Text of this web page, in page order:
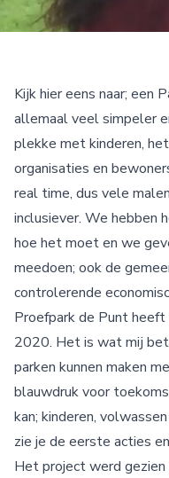
Kijk hier eens naar; een
allemaal veel simpeler
plekke met kinderen,
organisaties en
real time, dus vele
inclusiever. We hebben
hoe het moet en we
meedoen; ook de
controlerende
Proefpark de Punt
2020. Het is wat mij
parken kunnen maken
blauwdruk voor
kan; kinderen,
zie je de eerste acties
Het project werd